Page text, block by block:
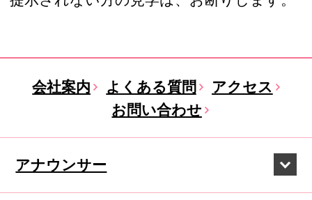
会社案内 よくある質問
アクセス
お問い合わせ
アナウンサー